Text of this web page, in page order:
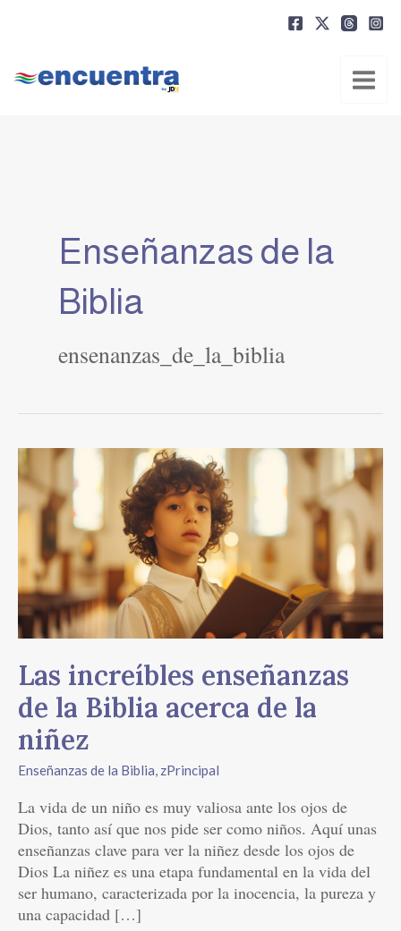
Enseñanzas de la
Biblia
ensenanzas_de_la_biblia
Las increíbles enseñanzas
de la Biblia acerca de la
niñez
Enseñanzas de la Biblia zPrincipal
La vida de un niño es muy valiosa ante los ojos de
Dios, tanto así que nos pide ser como niños. Aquí unas
enseñanzas clave para ver la niñez desde los ojos de
Dios La niñez es una etapa fundamental en la vida del
ser humano, caracterizada por la inocencia, la pureza y
una capacidad […]
Las
increíbles
enseñanzas
de
Biblia
acerca
de
la